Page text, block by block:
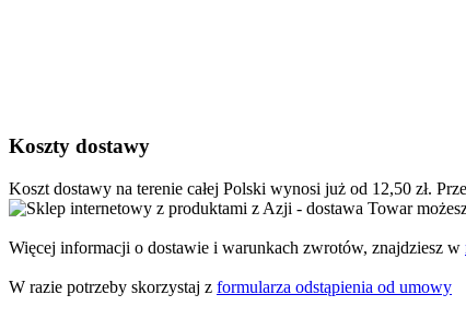
Koszty dostawy
Koszt dostawy na terenie całej Polski wynosi już od 12,50 zł.
Towar
Więcej informacji o dostawie i warunkach zwrotów, znajdziesz w
W razie potrzeby skorzystaj z formularza odstąpienia od umowy